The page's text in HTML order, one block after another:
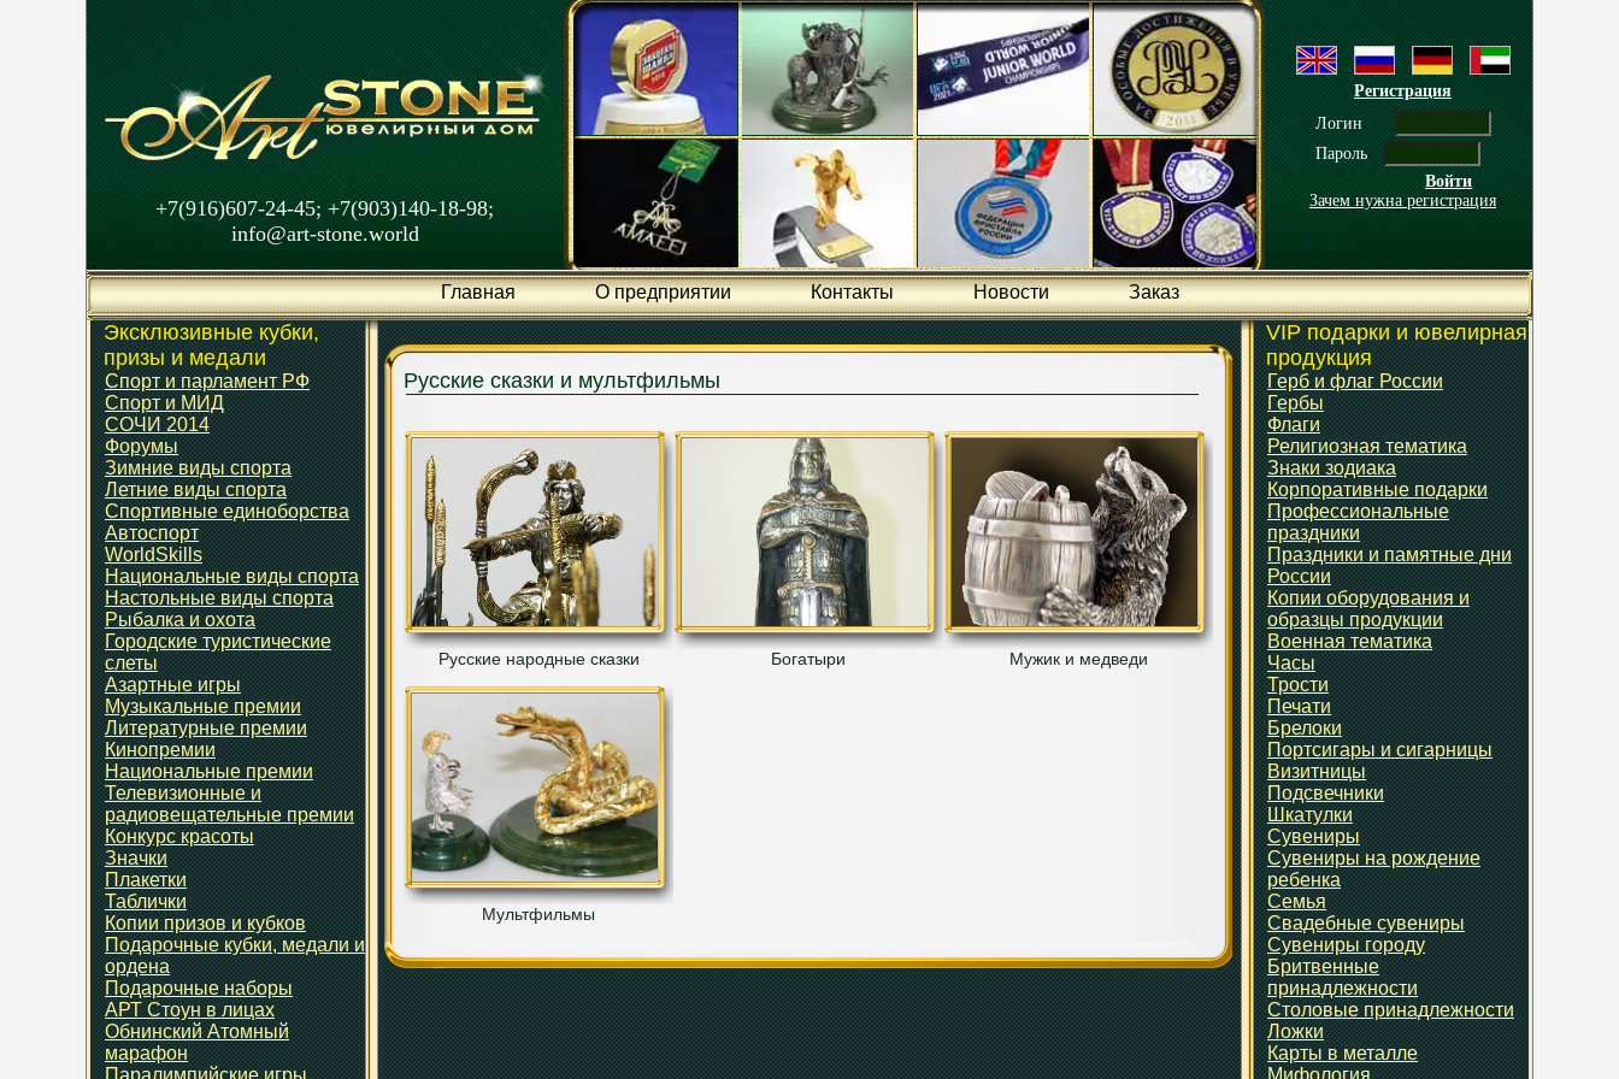
Регистрация
Логин
Пароль
Войти
Зачем нужна регистрация
+7(916)607-24-45; +7(903)140-18-98;
info@art-stone.world
Главная О предприятии Контакты Новости Заказ
Эксклюзивные кубки,
призы и медали
Спорт и парламент РФ
Спорт и МИД
СОЧИ 2014
Форумы
Зимние виды спорта
Летние виды спорта
Спортивные единоборства
Автоспорт
WorldSkills
Национальные виды спорта
Настольные виды спорта
Рыбалка и охота
Городские туристические
слеты
Азартные игры
Музыкальные премии
Литературные премии
Кинопремии
Национальные премии
Телевизионные и
радиовещательные премии
Конкурс красоты
Значки
Плакетки
Таблички
Копии призов и кубков
Подарочные кубки, медали и
ордена
Подарочные наборы
АРТ Стоун в лицах
Обнинский Атомный
марафон
Паралимпийские игры
Русские сказки и мультфильмы
Русские народные сказки Богатыри Мужик и медведи
Мультфильмы
VIP подарки и ювелирная
продукция
Герб и флаг России
Гербы
Флаги
Религиозная тематика
Знаки зодиака
Корпоративные подарки
Профессиональные
праздники
Праздники и памятные дни
России
Копии оборудования и
образцы продукции
Военная тематика
Часы
Трости
Печати
Брелоки
Портсигары и сигарницы
Визитницы
Подсвечники
Шкатулки
Сувениры
Сувениры на рождение
ребенка
Семья
Свадебные сувениры
Сувениры городу
Бритвенные
принадлежности
Столовые принадлежности
Ложки
Карты в металле
Мифология